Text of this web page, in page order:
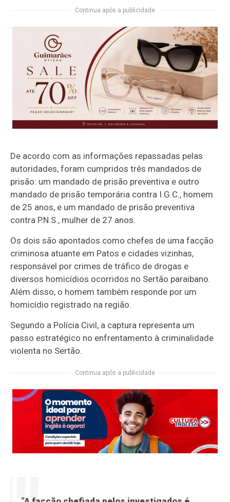
Continua após a publicidade
De acordo com as informações repassadas pelas
autoridades, foram cumpridos três mandados de
prisão: um mandado de prisão preventiva e outro
mandado de prisão temporária contra I.G.C., homem
de 25 anos, e um mandado de prisão preventiva
contra P.N.S., mulher de 27 anos.
Os dois são apontados como chefes de uma facção
criminosa atuante em Patos e cidades vizinhas,
responsável por crimes de tráfico de drogas e
diversos homicídios ocorridos no Sertão paraibano.
Além disso, o homem também responde por um
homicídio registrado na região.
Segundo a Polícia Civil, a captura representa um
passo estratégico no enfrentamento à criminalidade
violenta no Sertão.
Continua após a publicidade